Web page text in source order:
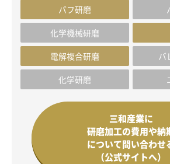
バフ研磨
化学機械研磨
電解複合研磨
バ
化学研磨
三和産業に
研磨加工の費用や納
について問い合わせ
（公式サイトへ）